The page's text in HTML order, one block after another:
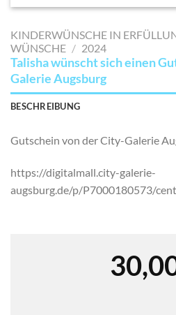
KINDERWÜNSCHE IN
WÜNSCHE / 2024
Talisha wünscht sich einen
Galerie Augsburg
BESCHREIBUNG
Gutschein von der City-Galerie
https://digitalmall.city-galerie-
augsburg.de/p/P7000180573/